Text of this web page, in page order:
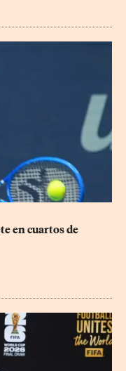
en cuartos de